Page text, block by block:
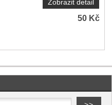
Zobrazit detail
50 Kč